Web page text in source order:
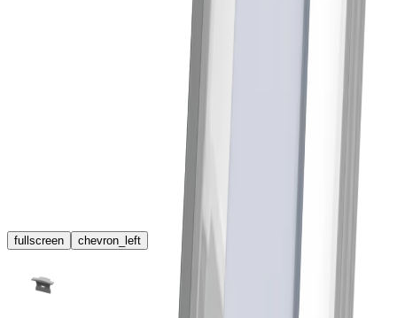
fullscreen chevron_left